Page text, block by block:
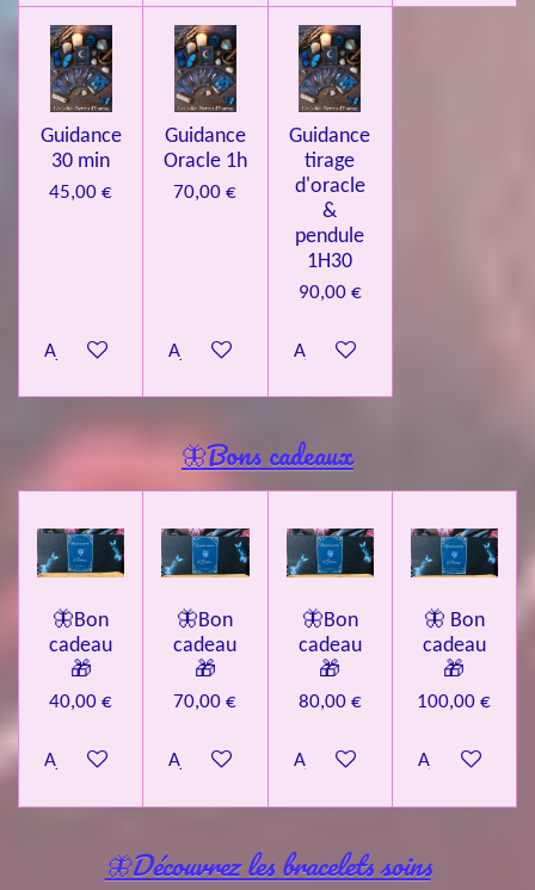
Guidance
30 min
45,00 €
Ajouter au panier
Guidance
Oracle 1h
70,00 €
Ajouter au panier
Guidance
tirage
d'oracle
&
pendule
1H30
90,00 €
Ajouter au panier
🦋Bons cadeaux
🦋Bon
cadeau
🎁
40,00 €
Ajouter au panier
🦋Bon
cadeau
🎁
70,00 €
Ajouter au panier
🦋Bon
cadeau
🎁
80,00 €
Ajouter au panier
🦋 Bon
cadeau
🎁
100,00 €
Ajouter au
🦋Découvrez les bracelets soins